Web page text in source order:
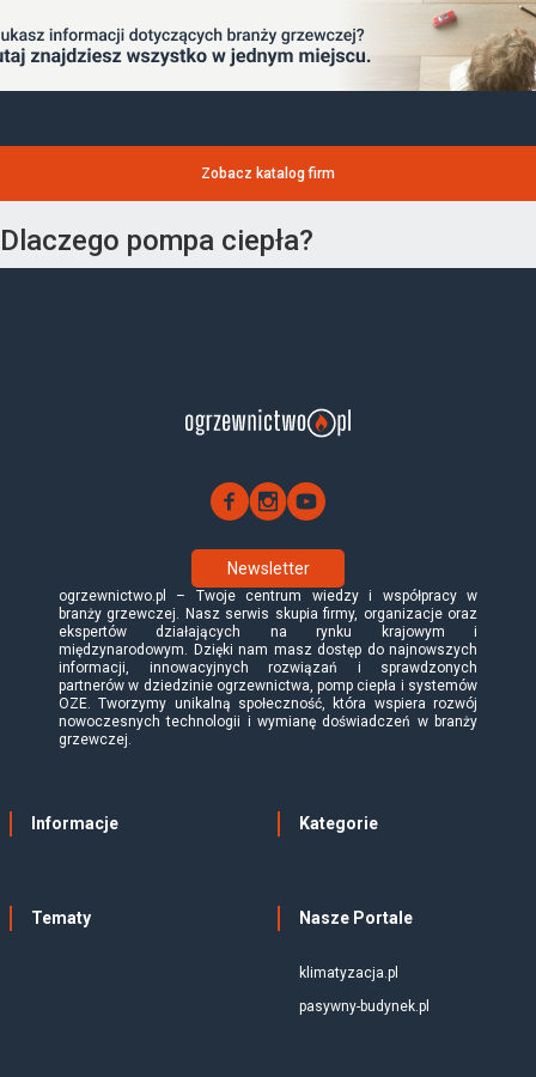
Zobacz katalog firm
Dlaczego pompa ciepła?
Newsletter
ogrzewnictwo.pl – Twoje centrum wiedzy i współpracy w
branży grzewczej. Nasz serwis skupia firmy, organizacje oraz
ekspertów działających na rynku krajowym i
międzynarodowym. Dzięki nam masz dostęp do najnowszych
informacji, innowacyjnych rozwiązań i sprawdzonych
partnerów w dziedzinie ogrzewnictwa, pomp ciepła i systemów
OZE. Tworzymy unikalną społeczność, która wspiera rozwój
nowoczesnych technologii i wymianę doświadczeń w branży
grzewczej.
Informacje Kategorie
Tematy Nasze Portale
klimatyzacja.pl
pasywny-budynek.pl